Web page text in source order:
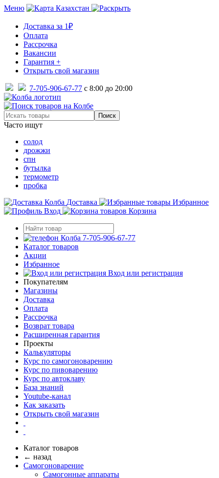
Меню Казахстан
Доставка за 1₽
Оплата
Рассрочка
Вакансии
Гарантия +
Открыть свой магазин
7-705-906-67-77 с 8:00 до 20:00
Часто ищут
солод
дрожжи
спн
бутылка
термометр
пробка
Доставка
Избранное
Вход
Корзина
7-705-906-67-77
Каталог товаров
Акции
Избранное
Вход или регистрация
Покупателям
Магазины
Доставка
Оплата
Рассрочка
Возврат товара
Расширенная гарантия
Проекты
Калькуляторы
Курс по самогоноварению
Курс по пивоварению
Курс по автоклаву
База знаний
Youtube-канал
Как заказать
Открыть свой магазин
Каталог товаров
← назад
Самогоноварение
Самогонные аппараты